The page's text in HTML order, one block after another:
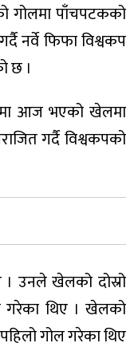
गोलमा पाँचपटकको
नर्वे फिफा विश्वकप
छ ।
आज भएको खेलमा
गर्दै विश्वकपको
। उनले खेलको दोस्रो
गरेका थिए । खेलको
गोल गरेका थिए